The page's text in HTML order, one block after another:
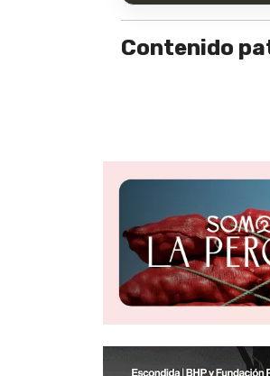
Contenido